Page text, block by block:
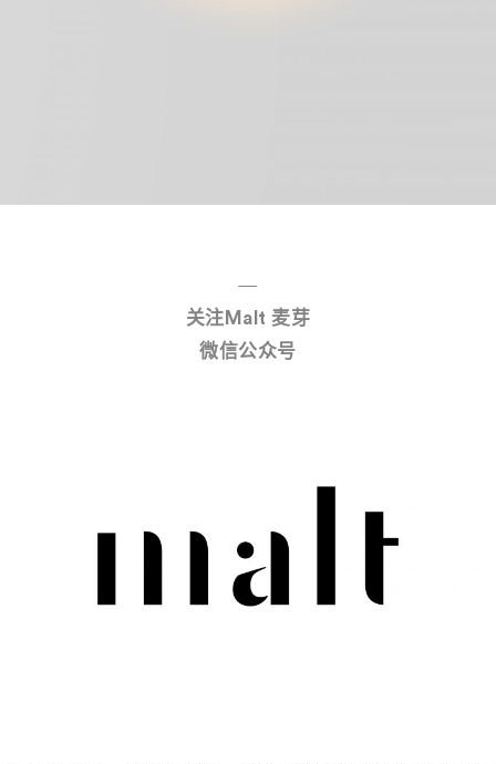
—
关注Malt 麦芽
微信公众号